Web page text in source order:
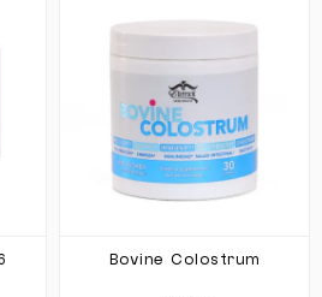
Bovine Colostrum